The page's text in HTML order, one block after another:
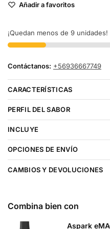
Añadir a favoritos
¡Quedan menos de 9 unidades!
Contáctanos: +56936667749
CARACTERÍSTICAS
PERFIL DEL SABOR
INCLUYE
OPCIONES DE ENVÍO
CAMBIOS Y DEVOLUCIONES
Combina bien con
Aspark